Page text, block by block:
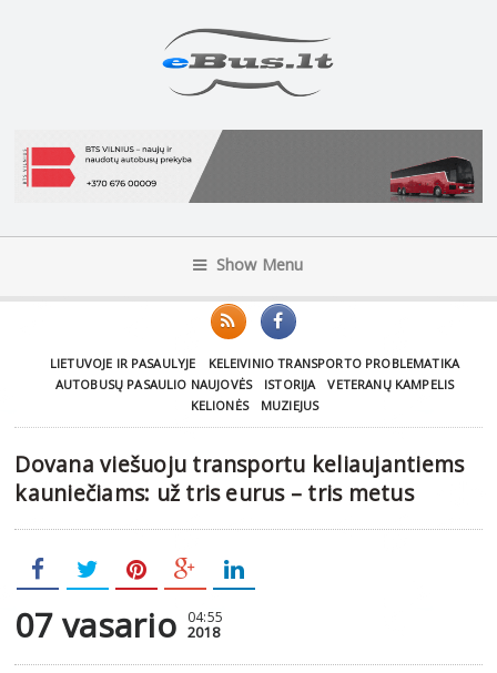
Show Menu
LIETUVOJE IR PASAULYJE
KELEIVINIO TRANSPORTO PROBLEMATIKA
AUTOBUSŲ PASAULIO NAUJOVĖS
ISTORIJA
VETERANŲ KAMPELIS
KELIONĖS
MUZIEJUS
Dovana viešuoju transportu keliaujantiems
kauniečiams: už tris eurus – tris metus
07 vasario 04:55
2018